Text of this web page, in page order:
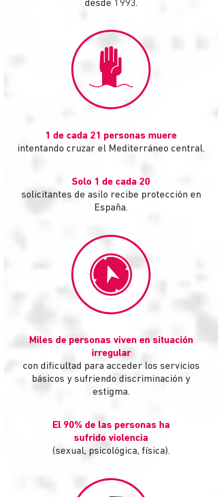
desde 1993.
1 de cada 21 personas muere
intentando cruzar el Mediterráneo central.
Solo 1 de cada 20
solicitantes de asilo recibe protección en
España.
Miles de personas viven en situación
irregular
con dificultad para acceder los servicios
básicos y sufriendo discriminación y
estigma.
El 90% de las personas ha
sufrido violencia
(sexual, psicológica, física).